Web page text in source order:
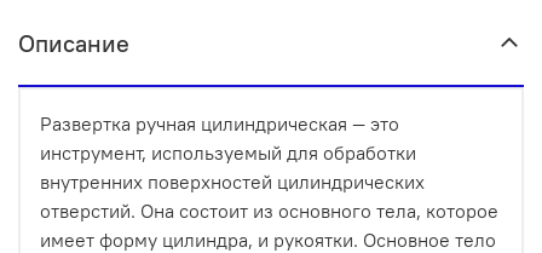
Описание
Развертка ручная цилиндрическая — это
инструмент, используемый для обработки
внутренних поверхностей цилиндрических
отверстий. Она состоит из основного тела, которое
имеет форму цилиндра, и рукоятки. Основное тело